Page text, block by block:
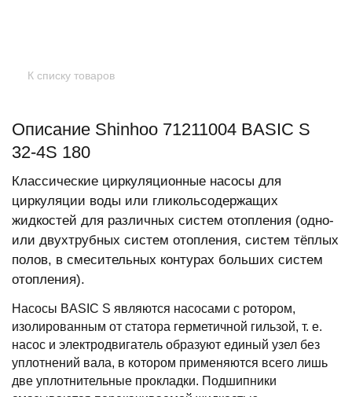
К списку товаров
Описание Shinhoo 71211004 BASIC S
32-4S 180
Классические циркуляционные насосы для
циркуляции воды или гликольсодержащих
жидкостей для различных систем отопления (одно-
или двухтрубных систем отопления, систем тёплых
полов, в смесительных контурах больших систем
отопления).
Насосы BASIC S являются насосами с ротором,
изолированным от статора герметичной гильзой, т. е.
насос и электродвигатель образуют единый узел без
уплотнений вала, в котором применяются всего лишь
две уплотнительные прокладки. Подшипники